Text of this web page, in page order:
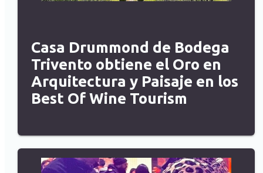
Casa Drummond de Bodega
Trivento obtiene el Oro en
Arquitectura y Paisaje en los
Best Of Wine Tourism